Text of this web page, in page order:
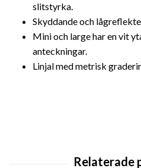
slitstyrka.
Skyddande och
Mini och large har en vit
anteckningar.
Linjal med metrisk